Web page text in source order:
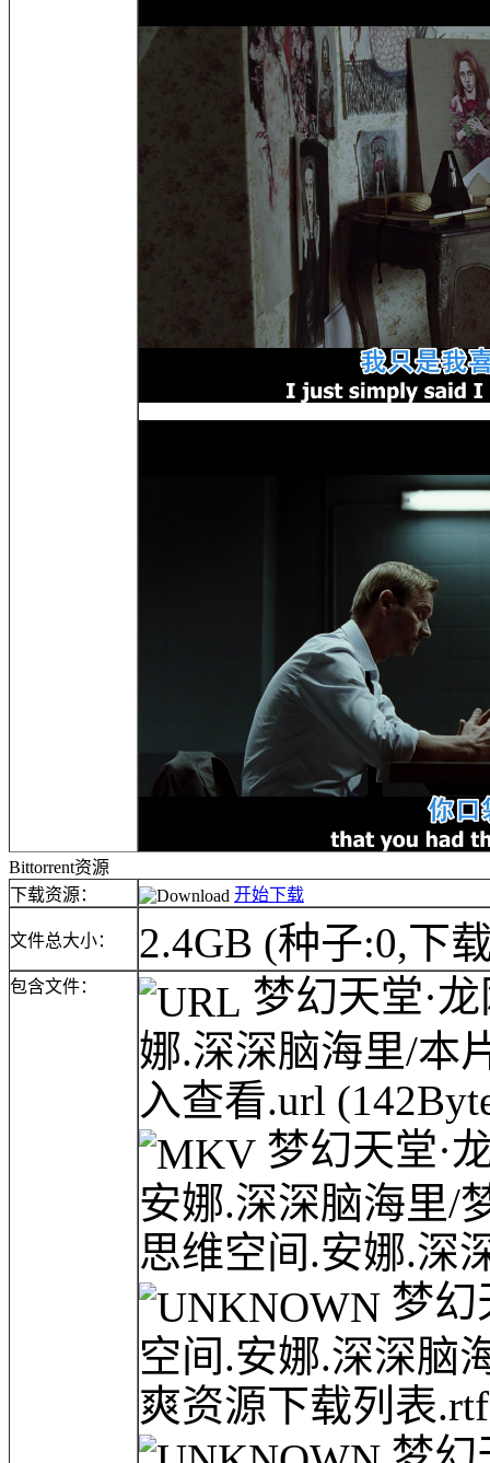
Bittorrent资源
下载资源：
开始下载
文件总大小： 2.4GB (种子:0,下
包含文件：
梦幻天堂·
娜.深深脑海里/本
入查看.url
梦幻天堂·
安娜.深深脑海里/
思维空间.安娜.深
梦幻
空间.安娜.深深脑
爽资源下载列表